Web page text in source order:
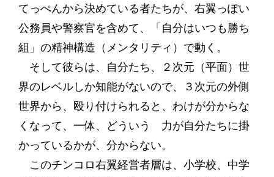
てっぺんから決めている者たちが、右翼っぽい
公務員や警察官を含めて、「自分はいつも勝ち
組」の精神構造（メンタリティ）で動く。
そして彼らは、自分たち、２次元（平面）世
界のレベルしか知能がないので、３次元の外側
世界から、殴り付けられると、わけが分からな
くなって、一体、どういう 力が自分たちに掛
かっているかが、分からない。
このチンコロ右翼経営者層は、小学校、中学